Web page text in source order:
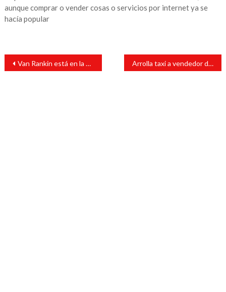
aunque comprar o vender cosas o servicios por internet ya se
hacía popular
Navegación
entradas
Van Rankin está en la mira del Porto y del Benfica Arrolla taxi a vendedor de tortillas en San Andrés Tuxtla